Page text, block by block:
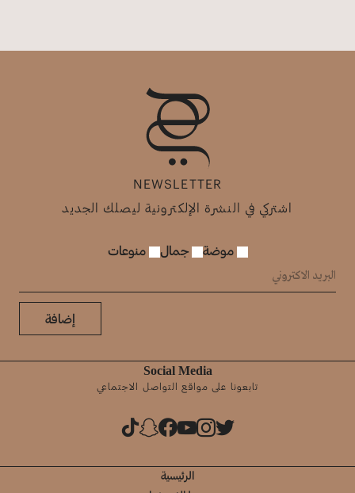
NEWSLETTER
اشتركي في النشرة الإلكترونية ليصلك الجديد
موضة جمال منوعات
إضافة
Social Media
تابعونا على مواقع التواصل الاجتماعي
الرئيسية